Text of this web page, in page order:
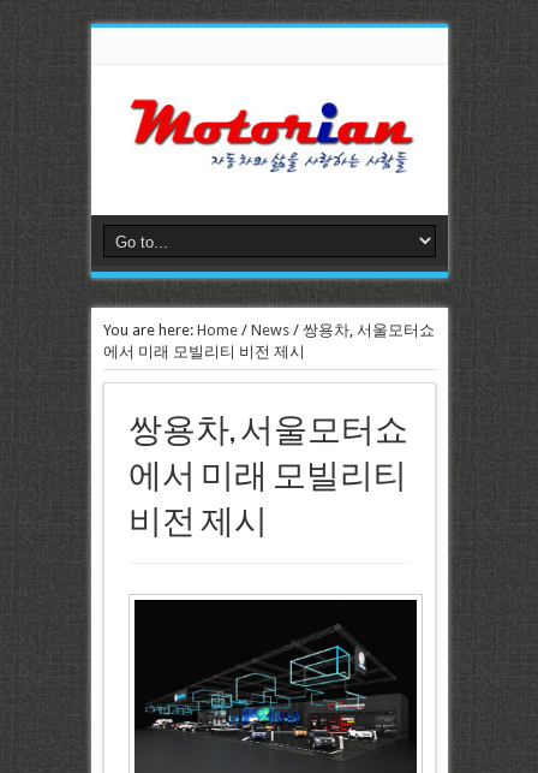
You are here: Home/ News/ 쌍용차, 서울모터쇼
에서 미래 모빌리티 비전 제시
쌍용차, 서울모터쇼
에서 미래 모빌리티
비전 제시